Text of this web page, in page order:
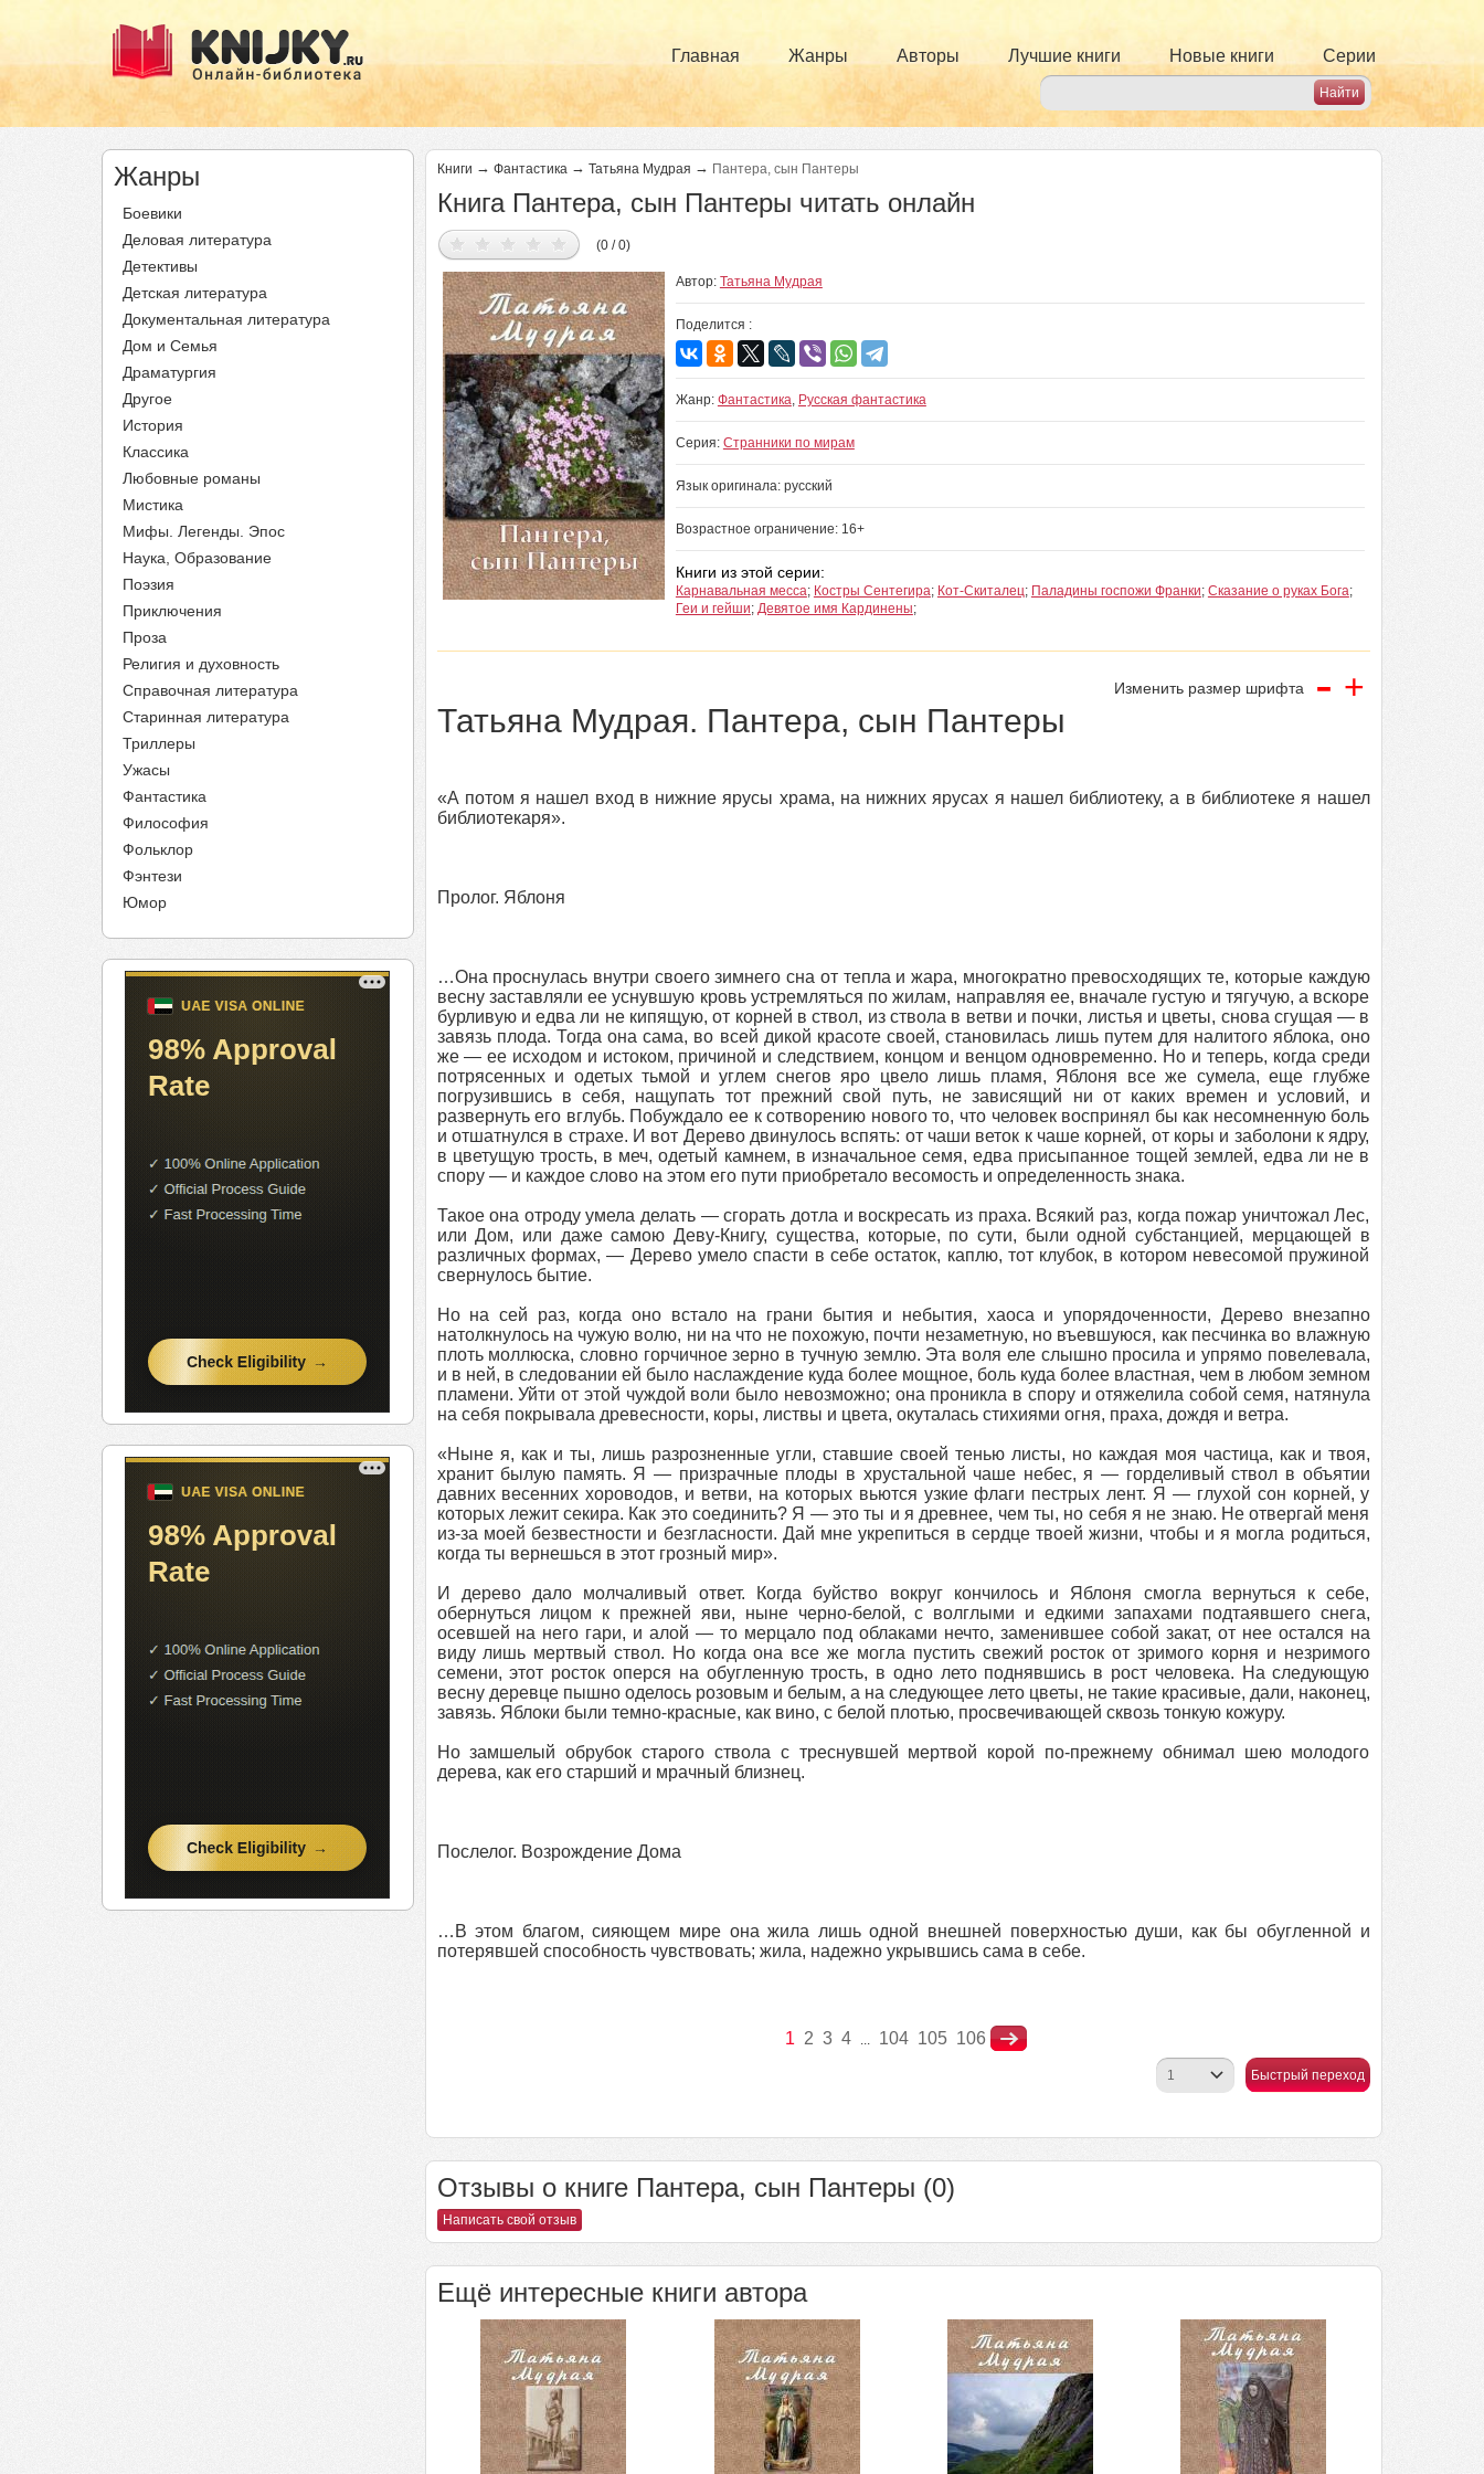
Главная Жанры Авторы Лучшие книги Новые книги Серии
Жанры
Боевики
Деловая литература
Детективы
Детская литература
Документальная литература
Дом и Семья
Драматургия
Другое
История
Классика
Любовные романы
Мистика
Мифы. Легенды. Эпос
Наука, Образование
Поэзия
Приключения
Проза
Религия и духовность
Справочная литература
Старинная литература
Триллеры
Ужасы
Фантастика
Философия
Фольклор
Фэнтези
Юмор
Книги → Фантастика → Татьяна Мудрая → Пантера, сын Пантеры
Книга Пантера, сын Пантеры читать онлайн
(0 / 0)
Автор: Татьяна Мудрая
Поделится :
Жанр: Фантастика, Русская фантастика
Серия: Странники по мирам
Язык оригинала: русский
Возрастное ограничение: 16+
Книги из этой серии:
Карнавальная месса; Костры Сентегира; Кот-Скиталец; Паладины госпожи Франки; Сказание о руках Бога;
Геи и гейши; Девятое имя Кардинены;
Изменить размер шрифта - +
Татьяна Мудрая. Пантера, сын Пантеры
«А потом я нашел вход в нижние ярусы храма, на нижних ярусах я нашел библиотеку, а в библиотеке я нашел
библиотекаря».
Пролог. Яблоня
…Она проснулась внутри своего зимнего сна от тепла и жара, многократно превосходящих те, которые каждую
весну заставляли ее уснувшую кровь устремляться по жилам, направляя ее, вначале густую и тягучую, а вскоре
бурливую и едва ли не кипящую, от корней в ствол, из ствола в ветви и почки, листья и цветы, снова сгущая — в
завязь плода. Тогда она сама, во всей дикой красоте своей, становилась лишь путем для налитого яблока, оно
же — ее исходом и истоком, причиной и следствием, концом и венцом одновременно. Но и теперь, когда среди
потрясенных и одетых тьмой и углем снегов яро цвело лишь пламя, Яблоня все же сумела, еще глубже
погрузившись в себя, нащупать тот прежний свой путь, не зависящий ни от каких времен и условий, и
развернуть его вглубь. Побуждало ее к сотворению нового то, что человек воспринял бы как несомненную боль
и отшатнулся в страхе. И вот Дерево двинулось вспять: от чаши веток к чаше корней, от коры и заболони к ядру,
в цветущую трость, в меч, одетый камнем, в изначальное семя, едва присыпанное тощей землей, едва ли не в
спору — и каждое слово на этом его пути приобретало весомость и определенность знака.
Такое она отроду умела делать — сгорать дотла и воскресать из праха. Всякий раз, когда пожар уничтожал Лес,
или Дом, или даже самою Деву-Книгу, существа, которые, по сути, были одной субстанцией, мерцающей в
различных формах, — Дерево умело спасти в себе остаток, каплю, тот клубок, в котором невесомой пружиной
свернулось бытие.
Но на сей раз, когда оно встало на грани бытия и небытия, хаоса и упорядоченности, Дерево внезапно
натолкнулось на чужую волю, ни на что не похожую, почти незаметную, но въевшуюся, как песчинка во влажную
плоть моллюска, словно горчичное зерно в тучную землю. Эта воля еле слышно просила и упрямо повелевала,
и в ней, в следовании ей было наслаждение куда более мощное, боль куда более властная, чем в любом земном
пламени. Уйти от этой чуждой воли было невозможно; она проникла в спору и отяжелила собой семя, натянула
на себя покрывала древесности, коры, листвы и цвета, окуталась стихиями огня, праха, дождя и ветра.
«Ныне я, как и ты, лишь разрозненные угли, ставшие своей тенью листы, но каждая моя частица, как и твоя,
хранит былую память. Я — призрачные плоды в хрустальной чаше небес, я — горделивый ствол в объятии
давних весенних хороводов, и ветви, на которых вьются узкие флаги пестрых лент. Я — глухой сон корней, у
которых лежит секира. Как это соединить? Я — это ты и я древнее, чем ты, но себя я не знаю. Не отвергай меня
из-за моей безвестности и безгласности. Дай мне укрепиться в сердце твоей жизни, чтобы и я могла родиться,
когда ты вернешься в этот грозный мир».
И дерево дало молчаливый ответ. Когда буйство вокруг кончилось и Яблоня смогла вернуться к себе,
обернуться лицом к прежней яви, ныне черно-белой, с волглыми и едкими запахами подтаявшего снега,
осевшей на него гари, и алой — то мерцало под облаками нечто, заменившее собой закат, от нее остался на
виду лишь мертвый ствол. Но когда она все же могла пустить свежий росток от зримого корня и незримого
семени, этот росток оперся на обугленную трость, в одно лето поднявшись в рост человека. На следующую
весну деревце пышно оделось розовым и белым, а на следующее лето цветы, не такие красивые, дали, наконец,
завязь. Яблоки были темно-красные, как вино, с белой плотью, просвечивающей сквозь тонкую кожуру.
Но замшелый обрубок старого ствола с треснувшей мертвой корой по-прежнему обнимал шею молодого
дерева, как его старший и мрачный близнец.
Послелог. Возрождение Дома
…В этом благом, сияющем мире она жила лишь одной внешней поверхностью души, как бы обугленной и
потерявшей способность чувствовать; жила, надежно укрывшись сама в себе.
1 2 3 4 ... 104 105 106
Быстрый переход
Отзывы о книге Пантера, сын Пантеры (0)
Написать свой отзыв
Ещё интересные книги автора